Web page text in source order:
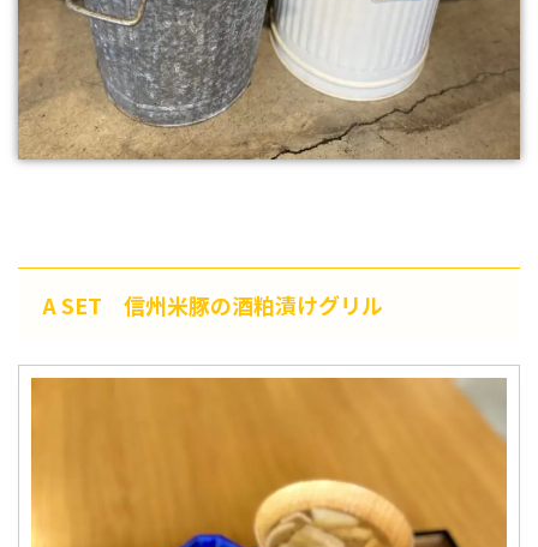
A SET 信州米豚の酒粕漬けグリル